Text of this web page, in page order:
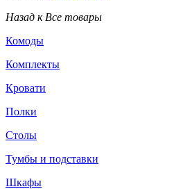
Назад к Все товары
Комоды
Комплекты
Кровати
Полки
Столы
Тумбы и подставки
Шкафы